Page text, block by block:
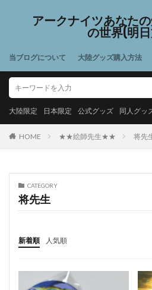
アークナイツあなた
の世界(明
当ブログについて 大陸グッズ購入方法
大陸限定 日本限定 公式グッズ 同人グッ
HOME ★★絵師先生★★ 将先
CATEGORY
将先生
新着順 人気順